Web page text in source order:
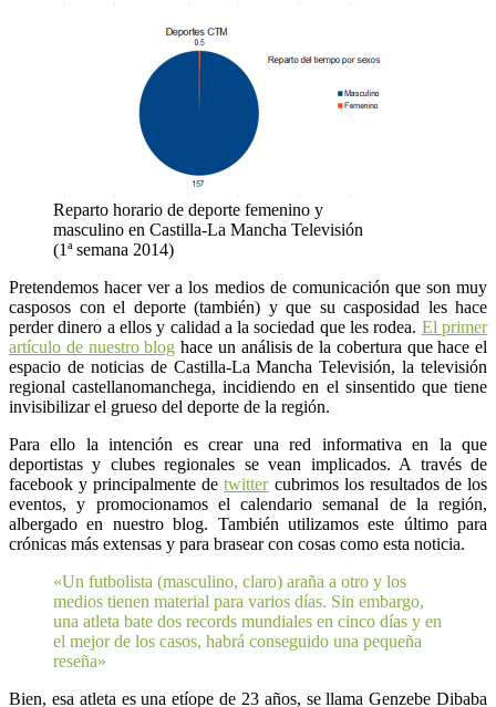
Reparto horario de deporte femenino y
masculino en Castilla-La Mancha Televisión
(1ª semana 2014)
Pretendemos hacer ver a los medios de comunicación que son muy
casposos con el deporte (también) y que su casposidad les hace
perder dinero a ellos y calidad a la sociedad que les rodea. El primer
artículo de nuestro blog hace un análisis de la cobertura que hace el
espacio de noticias de Castilla-La Mancha Televisión, la televisión
regional castellanomanchega, incidiendo en el sinsentido que tiene
invisibilizar el grueso del deporte de la región.
Para ello la intención es crear una red informativa en la que
deportistas y clubes regionales se vean implicados. A través de
facebook y principalmente detwittercubrimos los resultados de los
eventos, y promocionamos el calendario semanal de la región,
albergado en nuestro blog. También utilizamos este último para
crónicas más extensas y para brasear con cosas como esta noticia.
«Un futbolista (masculino, claro) araña a otro y los
medios tienen material para varios días. Sin embargo,
una atleta bate dos records mundiales en cinco días y en
el mejor de los casos, habrá conseguido una pequeña
reseña»
Bien, esa atleta es una etíope de 23 años, se llama Genzebe Dibaba